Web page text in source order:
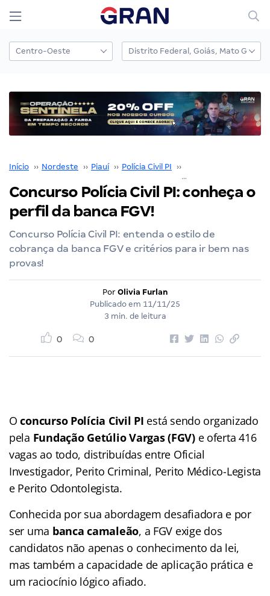
Início ›› Nordeste ›› Piauí ›› Polícia Civil PI ››
Concurso Polícia Civil PI: conheça o
perfil da banca FGV!
Concurso Polícia Civil PI: entenda o estilo de
cobrança da banca FGV e critérios para ir bem nas
provas!
Por Olivia Furlan
Publicado em 11/11/25
3 min. de leitura
0 0
Oconcurso Polícia Civil PI está sendo organizado
pela Fundação Getúlio Vargas (FGV) e oferta 416
vagas ao todo, distribuídas entre Oficial
Investigador, Perito Criminal, Perito Médico-Legista
e Perito Odontolegista.
Conhecida por sua abordagem desafiadora e por
ser uma banca camaleão, a FGV exige dos
candidatos não apenas o conhecimento da lei,
mas também a capacidade de aplicação prática e
um raciocínio lógico afiado.